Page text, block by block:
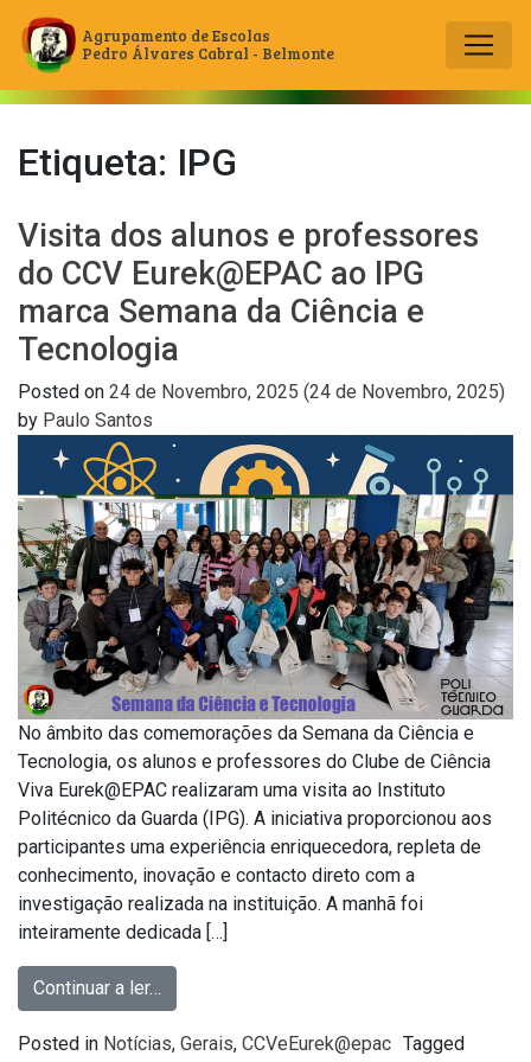
Main Navigation
Agrupamento de Escolas
Pedro Álvares Cabral - Belmonte
Etiqueta: IPG
Visita dos alunos e professores
do CCV Eurek@EPAC ao IPG
marca Semana da Ciência e
Tecnologia
Posted on 24 de Novembro, 2025 (24 de Novembro, 2025)
by Paulo Santos
No âmbito das comemorações da Semana da Ciência e
Tecnologia, os alunos e professores do Clube de Ciência
Viva Eurek@EPAC realizaram uma visita ao Instituto
Politécnico da Guarda (IPG). A iniciativa proporcionou aos
participantes uma experiência enriquecedora, repleta de
conhecimento, inovação e contacto direto com a
investigação realizada na instituição. A manhã foi
inteiramente dedicada […]
Continuar a ler…
Posted in Notícias, Gerais, CCVeEurek@epac Tagged